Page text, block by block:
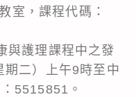
室，課程代碼：
與護理課程中之發
二）上午9時至中
5515851。